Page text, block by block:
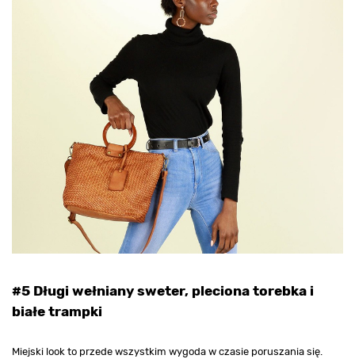
#5 Długi wełniany sweter, pleciona torebka i
białe trampki
Miejski look to przede wszystkim wygoda w czasie poruszania się.